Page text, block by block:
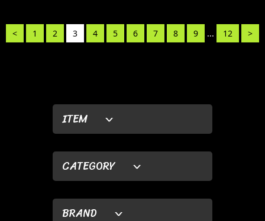
ITEM
CATEGORY
BRAND
< 1 2 3 4 5 6 7 8 9 ... 12 >